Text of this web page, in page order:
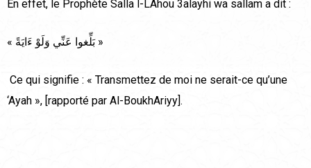
En effet, le Prophète Salla l-LAhou 3alayhi wa sallam a dit :
« بَلِّغوا عَنِّي وَلَوْ ءَايَةً »
Ce qui signifie : « Transmettez de moi ne serait-ce qu’une
‘Ayah », [rapporté par Al-BoukhAriyy].